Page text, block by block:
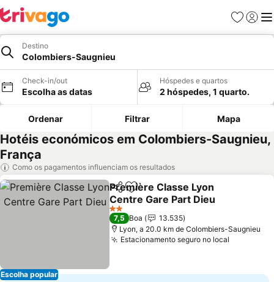
Favoritos
Iniciar
Destino
Colombiers-Saugnieu
Check-in/out
Escolha as datas
Hóspedes e quartos
2 hóspedes, 1 quarto.
Ordenar Filtrar Mapa
Hotéis económicos em Colombiers-Saugnieu,
França
Como os pagamentos influenciam os resultados
Escolha popular
PartilharAdicionar aos favoritos
Première Classe Lyon
Centre Gare Part Dieu
2 Estrelas
7,5 Boa
13.535
Lyon, a 20.0 km de Colombiers-Saugnieu
Estacionamento seguro no local